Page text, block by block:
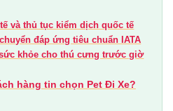
và thủ tục kiểm dịch quốc tế
đáp ứng tiêu chuẩn IATA
khỏe cho thú cưng trước giờ
hàng tin chọn Pet Đi Xe?